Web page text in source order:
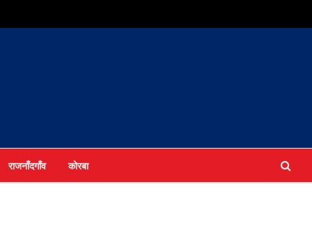
राजनाँदगाँव कोरबा